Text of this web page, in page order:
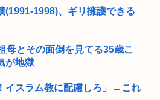
で俺を殴ってみろ！」井上尚弥「マ
る 高市
ときめきってあるよな
(1991-1998)、ギリ擁護できる
母とその面倒を見てる35歳こ
が地獄
イスラム教に配慮しろ」←これ